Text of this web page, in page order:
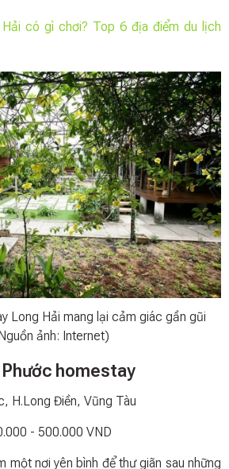
Hải có gì chơi? Top 6 địa điểm du lịch
Long Hải mang lại cảm giác gần gũi
ảnh: Internet)
homestay
H.Long Điền, Vũng Tàu
- 500.000 VND
một nơi yên bình để thư giãn sau những